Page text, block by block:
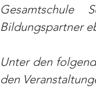
Gesamtschule
Bildungspartner
Unter den
den